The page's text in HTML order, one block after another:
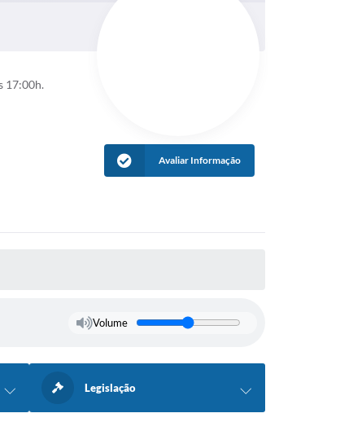
17:00h.
Avaliar Informação
Volume
Legislação